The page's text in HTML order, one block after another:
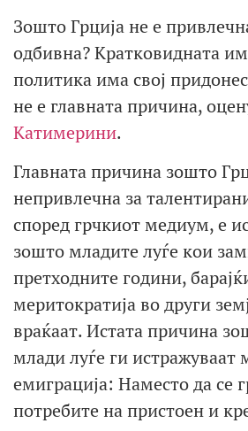
Зошто Грција не е
одбивна? Кратковидната
политика има свој
не е главната причина,
Катимерини.
Главната причина зошто
непривлечна за
според грчкиот медиум, е
зошто младите луѓе кои
претходните години,
меритократија во други
враќаат. Истата причина
млади луѓе ги истражуваат
емиграција: Наместо да се
потребите на пристоен и